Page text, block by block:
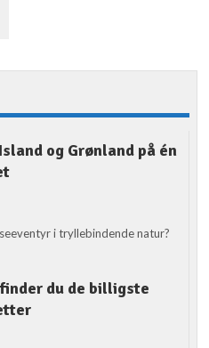
og Grønland på én
i tryllebindende natur?
du de billigste